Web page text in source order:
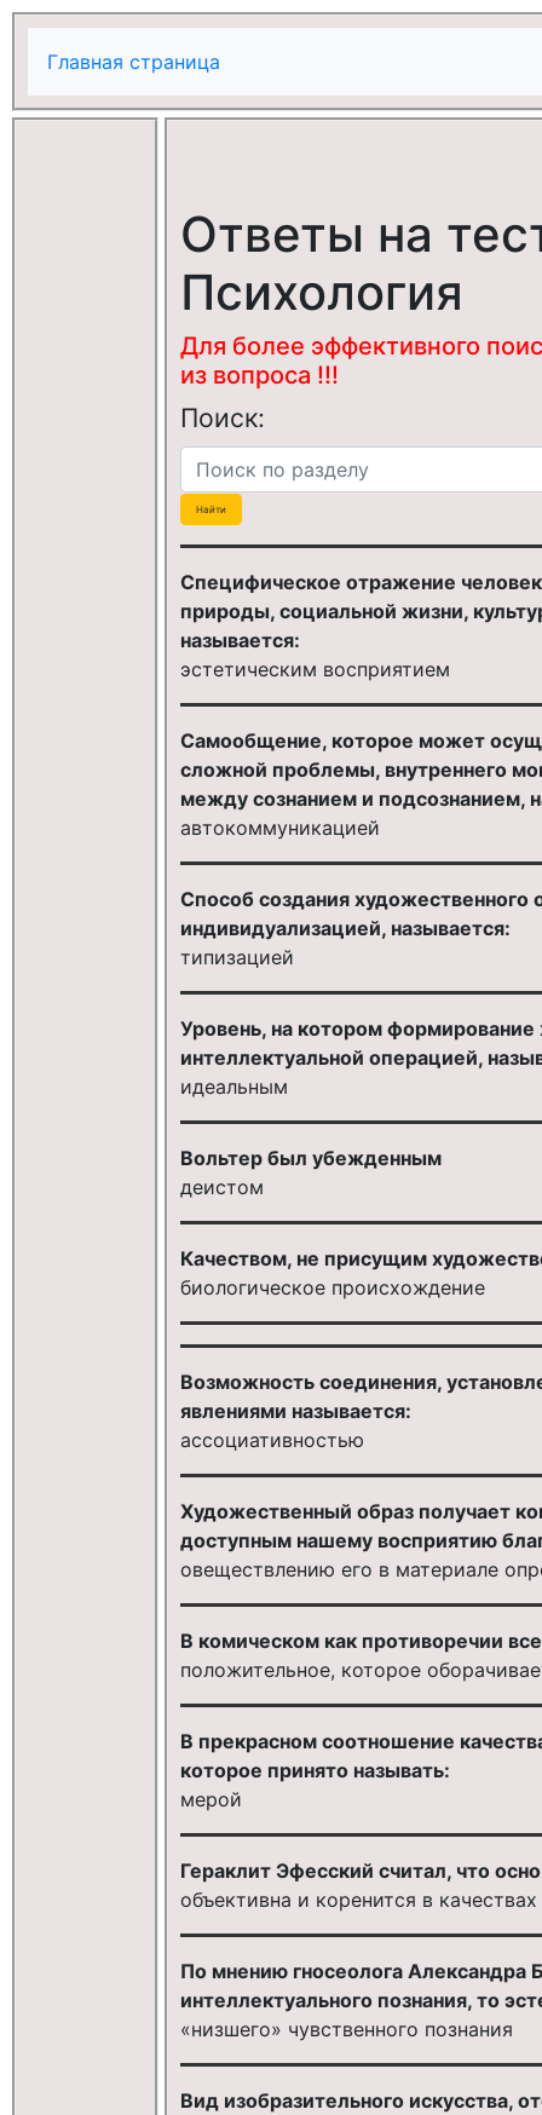
Главная страница
Ответы на
Психология
Для более эффективного
из вопроса !!!
Поиск:
Специфическое отражение
природы, социальной жизни,
называется:
эстетическим восприятием
Самообщение, которое может
сложной проблемы, внутреннего
между сознанием и подсознанием,
автокоммуникацией
Способ создания
индивидуализацией, называется:
типизацией
Уровень, на котором формирование
интеллектуальной операцией,
идеальным
Вольтер был убежденным
деистом
Качеством, не присущим
биологическое происхождение
Возможность соединения,
явлениями называется:
ассоциативностью
Художественный образ получает
доступным нашему восприятию
овеществлению его в материале
В комическом как противоречии
положительное, которое
В прекрасном соотношение
которое принято называть:
мерой
Гераклит Эфесский считал, что
объективна и коренится в
По мнению гносеолога Александра
интеллектуального познания, то
«низшего» чувственного познания
Вид изобразительного искусства,